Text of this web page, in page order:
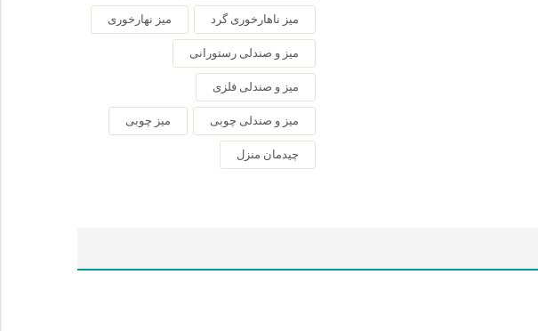
میز ناهارخوری گرد میز نهارخوری
میز و صندلی رستورانی
میز و صندلی فلزی
میز و صندلی چوبی میز چوبی
چیدمان منزل